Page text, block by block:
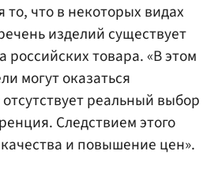
то, что в некоторых видах
изделий существует
российских товара. «В этом
могут оказаться
реальный выбор
Следствием этого
и повышение цен».